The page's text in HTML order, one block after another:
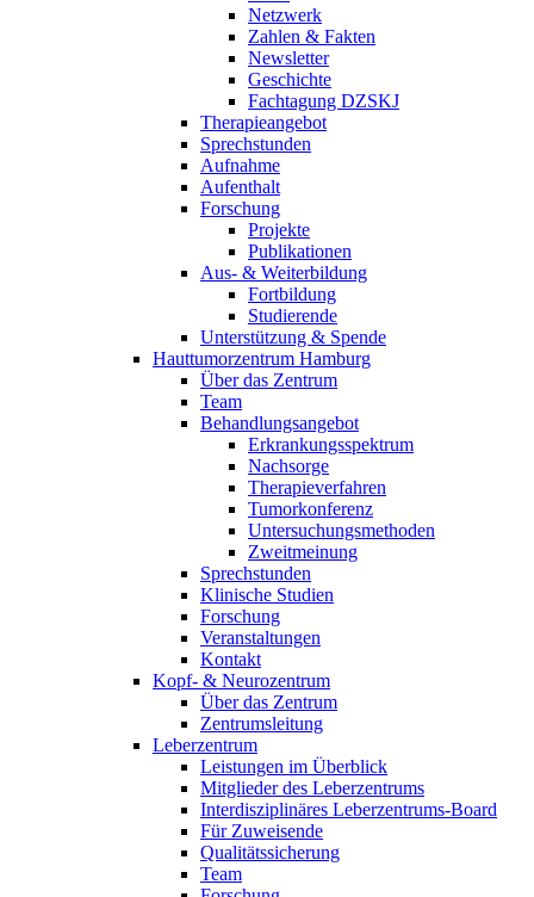
Netzwerk
Zahlen & Fakten
Newsletter
Geschichte
Fachtagung DZSKJ
Therapieangebot
Sprechstunden
Aufnahme
Aufenthalt
Forschung
Projekte
Publikationen
Aus- & Weiterbildung
Fortbildung
Studierende
Unterstützung & Spende
Hauttumorzentrum Hamburg
Über das Zentrum
Team
Behandlungsangebot
Erkrankungsspektrum
Nachsorge
Therapieverfahren
Tumorkonferenz
Untersuchungsmethoden
Zweitmeinung
Sprechstunden
Klinische Studien
Forschung
Veranstaltungen
Kontakt
Kopf- & Neurozentrum
Über das Zentrum
Zentrumsleitung
Leberzentrum
Leistungen im Überblick
Mitglieder des Leberzentrums
Interdisziplinäres Leberzentrums-Board
Für Zuweisende
Qualitätssicherung
Team